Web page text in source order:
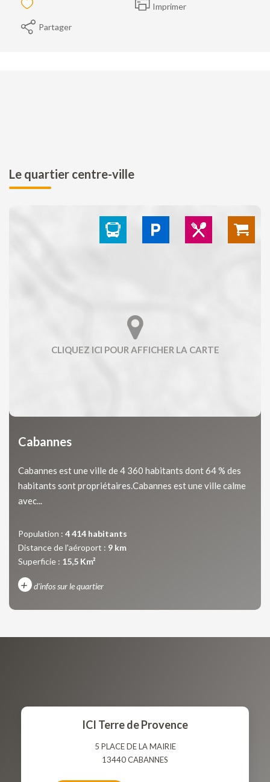
Imprimer
Partager
Le quartier centre-ville
Cabannes
Cabannes est une ville de 4 360 habitants dont 64 % des
habitants sont propriétaires.Cabannes est une ville calme
avec...
Population : 4 414 habitants
Distance de l'aéroport : 9 km
Superficie : 15,5 Km²
+ d'infos sur le quartier
VOITURE
DISTANCE DE L'AÉROPORT : SUPERFICIE :
ICI Terre de Provence
5 PLACE DE LA MAIRIE
13440CABANNES